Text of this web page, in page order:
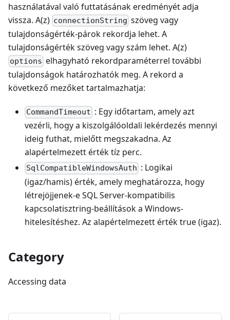
használatával való futtatásának eredményét adja
vissza. A(z) connectionString szöveg vagy
tulajdonságérték-párok rekordja lehet. A
tulajdonságérték szöveg vagy szám lehet. A(z)
options elhagyható rekordparaméterrel további
tulajdonságok határozhatók meg. A rekord a
következő mezőket tartalmazhatja:
CommandTimeout : Egy időtartam, amely azt
vezérli, hogy a kiszolgálóoldali lekérdezés mennyi
ideig futhat, mielőtt megszakadna. Az
alapértelmezett érték tíz perc.
SqlCompatibleWindowsAuth : Logikai
(igaz/hamis) érték, amely meghatározza, hogy
létrejöjjenek-e SQL Server-kompatibilis
kapcsolatisztring-beállítások a Windows-
hitelesítéshez. Az alapértelmezett érték true (igaz).
Category
Accessing data